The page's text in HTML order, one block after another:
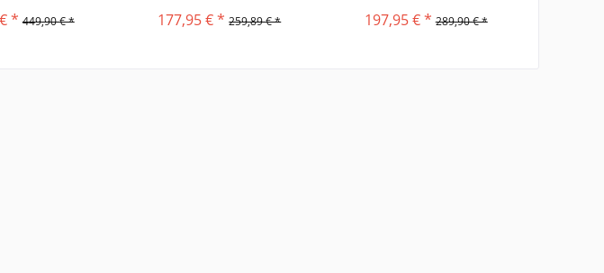
* 449,90 € * 177,95 € * 259,89 € * 197,95 € * 289,90 € *